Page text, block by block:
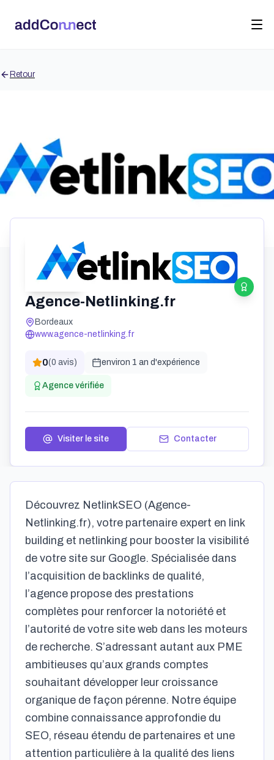
Retour
Agence-Netlinking.fr
Bordeaux
www.agence-netlinking.fr
0(0 avis) environ 1 an d'expérience
Agence vérifiée
Visiter le site Contacter
Découvrez NetlinkSEO (Agence-
Netlinking.fr), votre partenaire expert en link
building et netlinking pour booster la visibilité
de votre site sur Google. Spécialisée dans
l’acquisition de backlinks de qualité,
l’agence propose des prestations
complètes pour renforcer la notoriété et
l’autorité de votre site web dans les moteurs
de recherche. S’adressant autant aux PME
ambitieuses qu’aux grands comptes
souhaitant développer leur croissance
organique de façon pérenne. Notre équipe
combine connaissance approfondie du
SEO, réseau étendu de partenaires et une
attention particulière à la qualité des liens